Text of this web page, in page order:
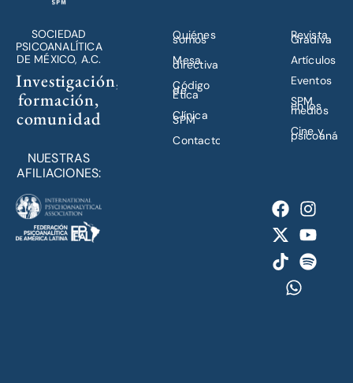
SOCIEDAD
PSICOANALÍTICA
DE MÉXICO, A.C.
Investigación,
formación,
comunidad
NUESTRAS
AFILIACIONES:
Quiénes
somos
Mesa
directiva
Código
de
Ética
Clínica
SPM
Contacto
Revista
Gradiva
Artículos
Eventos
SPM
en los
medios
Cine y